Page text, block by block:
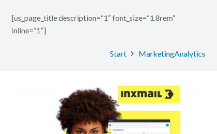
[us_page_title description=“1″ font_size=“1.8rem“
inline=“1″]
Start MarketingAnalytics